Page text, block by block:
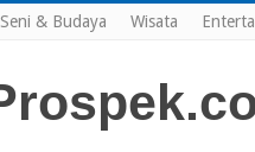
Seni & Budaya Wisata